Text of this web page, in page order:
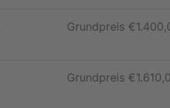
Grundpreis €
Grundpreis €